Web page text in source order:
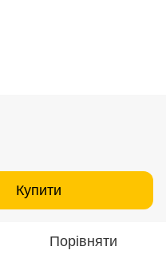
Купити
Порівняти